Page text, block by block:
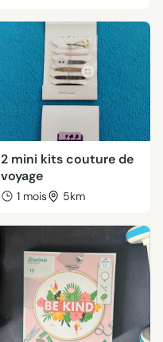
2 mini kits couture de
voyage
1 mois 5km